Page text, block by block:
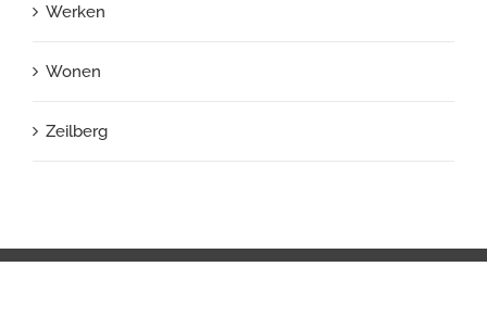
Werken
Wonen
Zeilberg